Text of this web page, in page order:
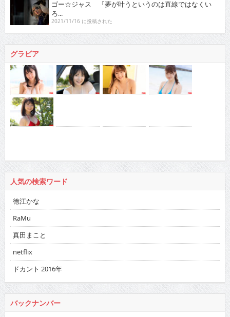
ゴー☆ジャス 『夢が叶うというのは直線ではなくい
ろ...
2021/11/16 に投稿された
グラビア
人気の検索ワード
徳江かな
RaMu
真田まこと
netflix
ドカント 2016年
バックナンバー